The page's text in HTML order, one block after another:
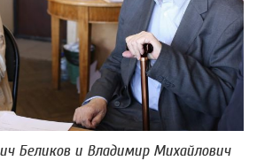
Беликов и Владимир Михайлович